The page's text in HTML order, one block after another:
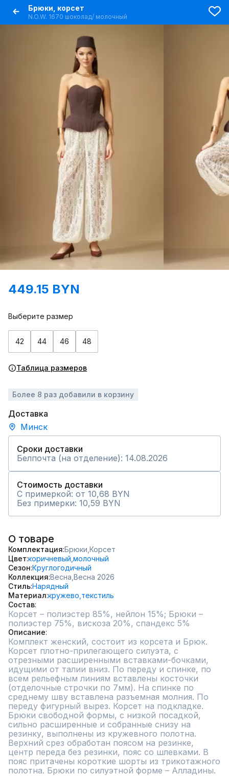
Брюки, корсет
N.O.W. 1670 шоколад/ молочный
449.15 BYN
Выберите размер
42 44 46 48
Таблица размеров
Более 8 раз добавили в корзину
Доставка
Минск
Сроки доставки
Белпочта (на отделение): 14.08.2026
Стоимость доставки
С примеркой: от 10,68 BYN
Без примерки: 10,59 BYN
О товаре
Комплектация Брюки, Корсет
Цвет коричневый, молочный
Сезон Круглогодичный
Коллекция Весна, Весна 2026
СтильНарядный
Материал кружево, текстиль
Состав
Корсет – полиэстер 85%, нейлон 15%; Брюки –
Описание
Комплект женский, состоит из корсета и Брюк.
Корсет плотно-прилегающего силуэта, с
отрезными расширенными вставками-бочками,
идущими от талии вниз. По переду и спинке, по
всем рельефным линиям вставлены косточки
(отделочные строчки по 7мм). На спинке по
среднему шву вставлена разъемная молния. По
переду фигурный вырез. Корсет на подкладке.
Брюки свободной формы, с низкой посадкой,
сильно расширенные и собранные снизу на
резинку, выполнены из кружевного полотна.
Верхний срез обработан поясом на резинке,
центр переда без резинки, пояс со шлевками. В
пояс притачены короткие шорты из трикотажного
полотна. Брюки по силуэтной форме – Алладины.